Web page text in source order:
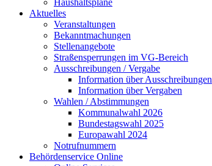
Haushaltspläne
Aktuelles
Veranstaltungen
Bekanntmachungen
Stellenangebote
Straßensperrungen im VG-Bereich
Ausschreibungen / Vergabe
Information über Ausschreibungen
Information über Vergaben
Wahlen / Abstimmungen
Kommunalwahl 2026
Bundestagswahl 2025
Europawahl 2024
Notrufnummern
Behördenservice Online